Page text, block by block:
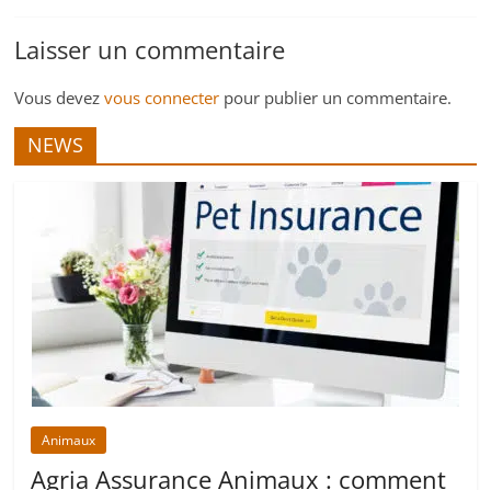
Laisser un commentaire
Vous devezvous connecter pour publier un commentaire.
NEWS
Animaux
Agria Assurance Animaux : comment